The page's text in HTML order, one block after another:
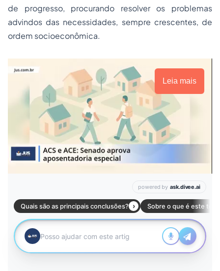
de progresso, procurando resolver os problemas
advindos das necessidades, sempre crescentes, de
ordem socioeconômica.
Leia mais